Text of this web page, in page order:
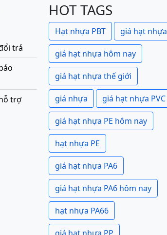
trả
trợ
HOT TAGS
Hạt nhựa PBT giá hạt nhựa
giá hạt nhựa hôm nay
giá hạt nhựa thế giới
giá nhựa giá hạt nhựa PVC
giá hạt nhựa PE hôm nay
hạt nhựa PE
giá hạt nhựa PA6
giá hạt nhựa PA6 hôm nay
hạt nhựa PA66